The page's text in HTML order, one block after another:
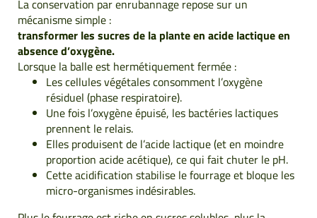
La conservation par enrubannage repose sur un
mécanisme simple :
transformer les sucres de la plante en acide lactique en
absence d’oxygène.
Lorsque la balle est hermétiquement fermée :
Les cellules végétales consomment l’oxygène
résiduel (phase respiratoire).
Une fois l’oxygène épuisé, les bactéries lactiques
prennent le relais.
Elles produisent de l’acide lactique (et en moindre
proportion acide acétique), ce qui fait chuter le pH.
Cette acidification stabilise le fourrage et bloque les
micro-organismes indésirables.